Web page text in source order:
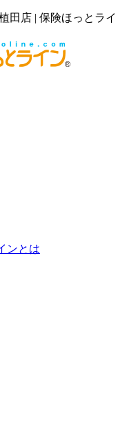
田店 | 保険ほっとライ
ンとは